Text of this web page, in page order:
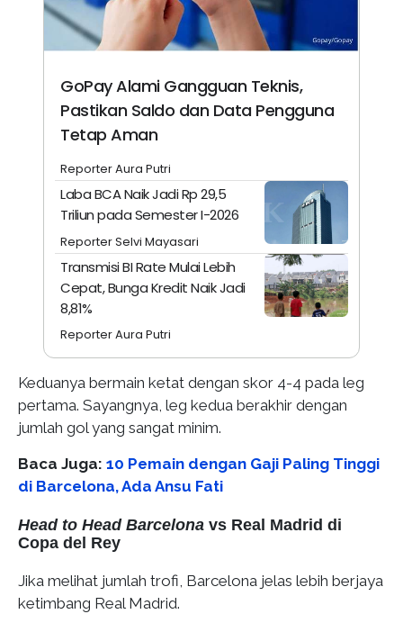
GoPay Alami Gangguan Teknis,
Pastikan Saldo dan Data Pengguna
Tetap Aman
Reporter Aura Putri
Laba BCA Naik Jadi Rp 29,5
Triliun pada Semester I-2026
Reporter Selvi Mayasari
Transmisi BI Rate Mulai Lebih
Cepat, Bunga Kredit Naik Jadi
8,81%
Reporter Aura Putri
Keduanya bermain ketat dengan skor 4-4 pada leg
pertama. Sayangnya, leg kedua berakhir dengan
jumlah gol yang sangat minim.
Baca Juga: 10 Pemain dengan Gaji Paling Tinggi
di Barcelona, Ada Ansu Fati
Head to Head Barcelona vs Real Madrid di
Copa del Rey
Jika melihat jumlah trofi, Barcelona jelas lebih berjaya
ketimbang Real Madrid.